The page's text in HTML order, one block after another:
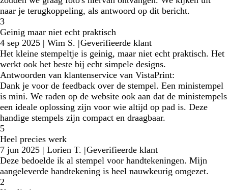
naar je terugkoppeling, als antwoord op dit bericht.
3
Geinig maar niet echt praktisch
4 sep 2025 | Wim S. |Geverifieerde klant
Het kleine stempeltje is geinig, maar niet echt praktisch. Het
werkt ook het beste bij echt simpele designs.
Antwoorden van klantenservice van VistaPrint:
Dank je voor de feedback over de stempel. Een ministempel
is mini. We raden op de website ook aan dat de ministempels
een ideale oplossing zijn voor wie altijd op pad is. Deze
handige stempels zijn compact en draagbaar.
5
Heel precies werk
7 jun 2025 | Lorien T. |Geverifieerde klant
Deze bedoelde ik al stempel voor handtekeningen. Mijn
aangeleverde handtekening is heel nauwkeurig omgezet.
2